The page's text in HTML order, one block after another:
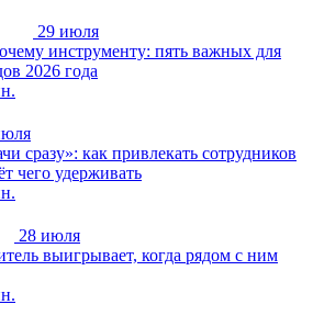
29 июля
инструменту: пять важных для
2026 года
сразу»: как привлекать сотрудников
чего удерживать
28 июля
выигрывает, когда рядом с ним